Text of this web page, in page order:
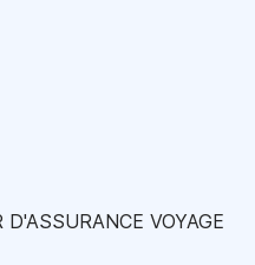
VOYAGE